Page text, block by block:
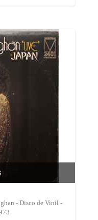
- Disco de Vinil -